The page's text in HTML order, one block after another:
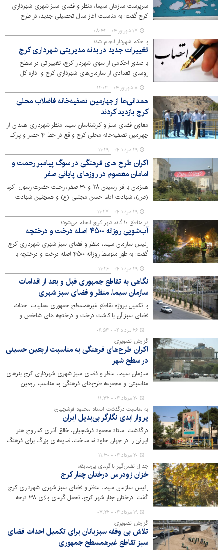
سرپرست سازمان سیما، منظر و فضای سبز شهری شهرداری
کرج گفت: به مناسبت آغاز سال تحصیلی جدید، در طرح
استقبال از مهر عملیات رنگ‌آمیزی دیوارهای مدارس اجرا
می‌شود.
۱۷ شهریور ۰۴ - ۰۸:۴۲
با حکم شهردار انجام شد؛
تغییرات جدید در بدنه مدیریتی شهرداری کرج
با صدور احکامی از سوی شهردار کرج، تغییراتی در سطح
روسای تعدادی از سازمان‌های شهرداری کرج و اداره کل
پشتیانی، انجام گرفت.
۸ شهریور ۰۴ - ۱۲:۰۳
همدانی‌ها از چهارمین تصفیه‌خانه فاضلاب محلی
کرج بازدید کردند
معاون فضای سبز و کارشناسان سیما منظر شهرداری همدان از
چهارمین تصفیه‌خانه محلی کرج واقع در خط ۴ حصار و پارک
ملی ایران کوچک با محوریت تبادل تجربیات و افزایش دانش
فنی بازدید کردند.
۲۹ مرداد ۰۴ - ۱۱:۲۹
اکران طرح های فرهنگی در سوگ پیامبر رحمت و
امامان معصوم در روزهای پایانی صفر
همزمان با فرا رسیدن ۲۸ و ۳۰ صفر، رحلت حضرت رسول اکرم
(ص)، شهادت امام حسن مجتبی (ع) و همچنین شهادت
امام رضا (ع)، اکران طرح‌های فرهنگی با این موضوع در سطح
شهر کرج اجرایی شد.
۲۹ مرداد ۰۴ - ۱۱:۲۷
در مناطق ۱۰ گانه شهر کرج انجام می‌شود؛
آب‌شویی روزانه ۴۵۰۰ اصله درخت و درختچه
رئیس سازمان سیما، منظر و فضای سبز شهری شهرداری کرج
گفت: به طور متوسط روزانه ۴۵۰۰ اصله درخت و درختچه با
محلول آب و صابون یا آب و پالیزین در شهر کرج شسته
می‌شود.
۲۹ مرداد ۰۴ - ۱۱:۲۶
نگاهی به تقاطع جمهوری قبل و بعد از اقدامات
سازمان سیما، منظر و فضای سبز شهری
با تکمیل پروژه تقاطع غیرهمسطح جمهوری عملیات احداث
فضای سبز آن با کاشت درخت و درختچه های شاخص و
زینتی و تلاش‌های شبانه‌روزی سبزبانان در گرم‌ترین روزهای
تابستان، با سرعت و پیشرفت فیزیکی چشمگیر در حال انجام
است.
۲۶ مرداد ۰۴ - ۰۶:۵۴
گزارش تصویری؛
اکران طرح‌های فرهنگی به مناسبت اربعین حسینی
در سطح شهر
سازمان سیما، منظر و فضای سبز شهری شهرداری کرج بنرهای
مناسبتی و مجموعه طرح‌های فرهنگی به مناسب اربعین
حسینی (ع) را در سطح شهر اکران کرد.
۲۰ مرداد ۰۴ - ۱۱:۳۲
به مناسبت درگذشت استاد محمود فرشچیان؛
پرواز ابدی نگارگر بی‌بدیل ایران
درگذشت استاد محمود فرشچیان، خالق آثاری که روح هنر
ایرانی را در جهان جاودانه ساخت، ضایعه‌ای بزرگ برای فرهنگ
و هنر این سرزمین است. یادش گرامی و راهش پررهرو باد.
۲۰ مرداد ۰۴ - ۱۱:۳۰
جدال نفس‌گیر با گرمای بی‌سابقه؛
خزان زودرس درختان چنار کرج
رئیس سازمان سیما، منظر و فضای سبز شهری شهرداری کرج
گفت: درختان چنار شهر کرج، تحمل گرمای بالای ۳۸ درجه
سانتیگراد را نداشته و دچار تنش و خزان زودرس شده اند.
۱۹ مرداد ۰۴ - ۰۷:۲۲
گزارش تصویری؛
تلاش بی وقفه سبزبانان برای تکمیل احداث فضای
سبز تقاطع غیرهمسطح جمهوری